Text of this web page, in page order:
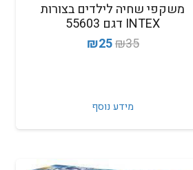
משקפי שחיה לילדים בצורות
INTEX דגם 55603
₪35
המחיר
₪35.
₪25
מידע נוסף